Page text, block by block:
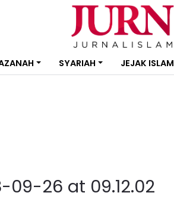
SYARIAH JEJAK ISLAM
09-26 at 09.12.02